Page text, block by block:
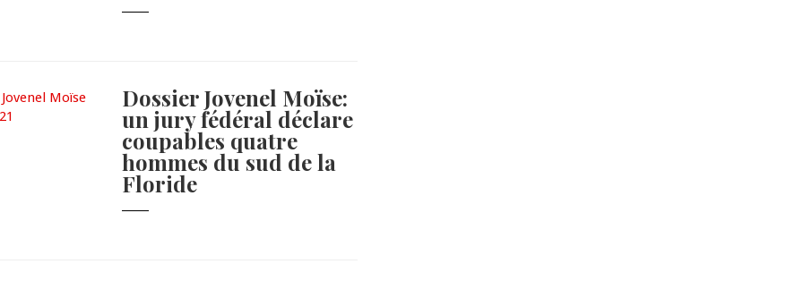
Dossier Jovenel Moïse:
un jury fédéral déclare
coupables quatre
hommes du sud de la
Floride